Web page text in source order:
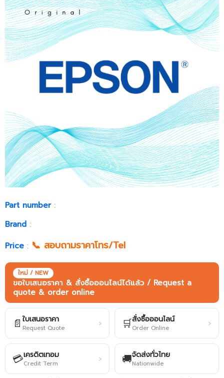
Part number:
Brand :
Price : 📞 สอบถามราคาโทร/Tel
ใหม่ / NEW
ขอใบเสนอราคา & สั่งซื้อออนไลน์ได้แล้ว / Request a
quote & order online
📄 ใบเสนอราคา
Request Quote › 🛒สั่งซื้อออนไลน์
Order Online ›
💳เครดิตเทอม
Credit Term › 🚚จัดส่งทั่วไทย
Nationwide